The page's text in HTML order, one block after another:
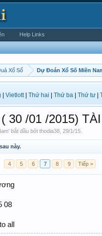
Xổ Số Dự Đoán Xổ Số Miền
Vietlott| Thứ hai Thứ ba Thứ tư
30 /01 /2015)
' bắt đầu bởi thodia38 29/1/15
này.
4 5 6 7 8 9 Tiếp >
08
all
Help Links